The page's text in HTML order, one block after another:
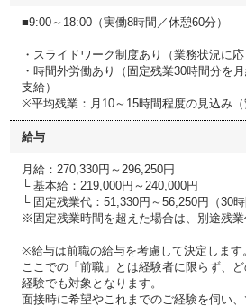
■9:00～18:00（実働8時間／休憩60分）
・スライドワーク制度あり（業務状況に応
・時間外労働あり（固定残業30時間分を
支給）
※平均残業：月10～15時間程度の見込み（
給与
月給：270,330円～296,250円
└ 基本給：219,000円～240,000円
└ 固定残業代：51,330円～56,250円（30時
※固定残業時間を超えた場合は、別途残業
※給与は前職の給与を考慮して決定します
ここでの「前職」とは経験者に限らず、
経験でも対象となります。
面接時に希望やこれまでのご経験を伺い